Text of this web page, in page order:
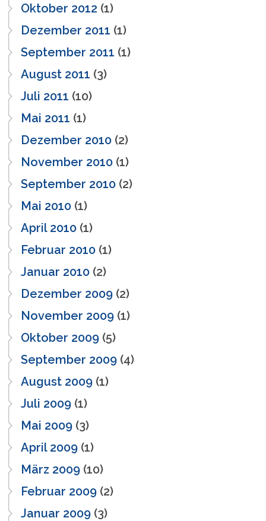
Oktober 2012 (1)
Dezember 2011 (1)
September 2011 (1)
August 2011 (3)
Juli 2011 (10)
Mai 2011 (1)
Dezember 2010 (2)
November 2010 (1)
September 2010 (2)
Mai 2010 (1)
April 2010 (1)
Februar 2010 (1)
Januar 2010 (2)
Dezember 2009 (2)
November 2009 (1)
Oktober 2009 (5)
September 2009 (4)
August 2009 (1)
Juli 2009 (1)
Mai 2009 (3)
April 2009 (1)
März 2009 (10)
Februar 2009 (2)
Januar 2009 (3)